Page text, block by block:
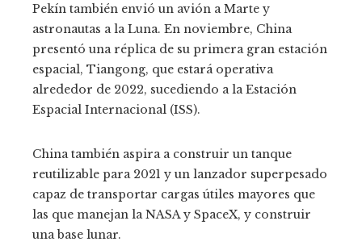
Pekín también envió un avión a Marte y
astronautas a la Luna. En noviembre, China
presentó una réplica de su primera gran estación
espacial, Tiangong, que estará operativa
alrededor de 2022, sucediendo a la Estación
Espacial Internacional (ISS).
China también aspira a construir un tanque
reutilizable para 2021 y un lanzador superpesado
capaz de transportar cargas útiles mayores que
las que manejan la NASA y SpaceX, y construir
una base lunar.